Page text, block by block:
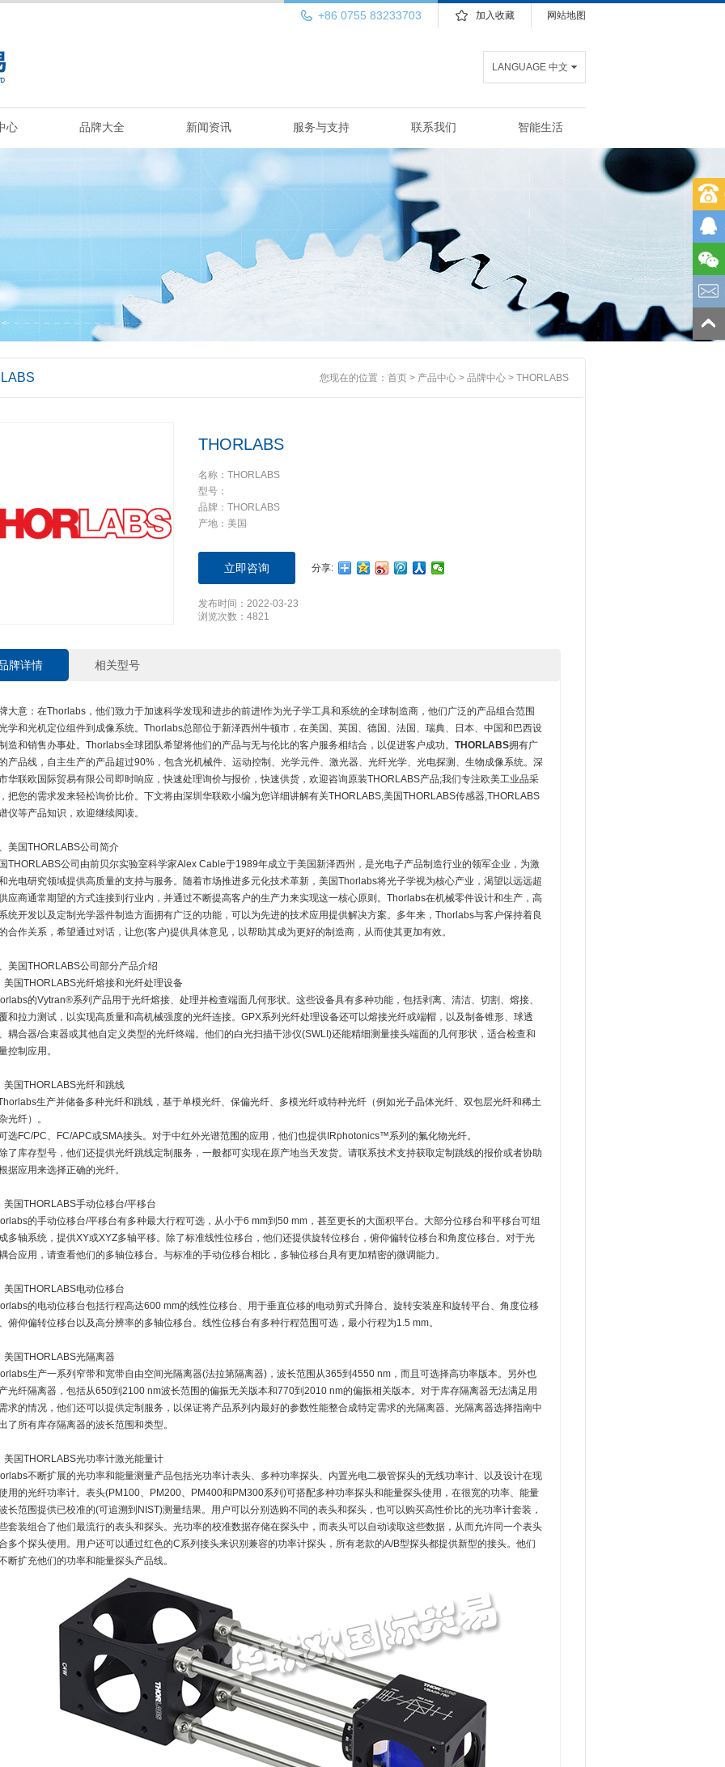
网站地图
加入收藏
+86 0755 83233703
LANGUAGE 中文
心 品牌大全 新闻资讯 服务与支持 联系我们 智能生活
您现在的位置： 首页 > 产品中心 > 品牌中心 > THORLABS
THORLABS
名称：THORLABS
型号：
品牌：THORLABS
产地：美国
立即咨询 分享:
发布时间：2022-03-23
浏览次数：4821
牌详情 相关型号
大意：在Thorlabs，他们致力于加速科学发现和进步的前进!作为光子学工具和系统的全球制造商，他们广泛的产品组合范围
学和光机定位组件到成像系统。Thorlabs总部位于新泽西州牛顿市，在美国、英国、德国、法国、瑞典、日本、中国和巴西设
造和销售办事处。Thorlabs全球团队希望将他们的产品与无与伦比的客户服务相结合，以促进客户成功。 THORLABS拥有广
产品线，自主生产的产品超过90%，包含光机械件、运动控制、光学元件、激光器、光纤光学、光电探测、生物成像系统。深
华联欧国际贸易有限公司即时响应，快速处理询价与报价，快速供货，欢迎咨询原装THORLABS产品;我们专注欧美工业品采
把您的需求发来轻松询价比价。下文将由深圳华联欧小编为您详细讲解有关THORLABS,美国THORLABS传感器,THORLABS
仪等产品知识，欢迎继续阅读。
美国THORLABS公司简介
THORLABS公司由前贝尔实验室科学家Alex Cable于1989年成立于美国新泽西州，是光电子产品制造行业的领军企业，为激
光电研究领域提供高质量的支持与服务。随着市场推进多元化技术革新，美国Thorlabs将光子学视为核心产业，渴望以远远超
应商通常期望的方式连接到行业内，并通过不断提高客户的生产力来实现这一核心原则。Thorlabs在机械零件设计和生产，高
统开发以及定制光学器件制造方面拥有广泛的功能，可以为先进的技术应用提供解决方案。多年来，Thorlabs与客户保持着良
合作关系，希望通过对话，让您(客户)提供具体意见，以帮助其成为更好的制造商，从而使其更加有效。
美国THORLABS公司部分产品介绍
美国THORLABS光纤熔接和光纤处理设备
的Vytran®系列产品用于光纤熔接、处理并检查端面几何形状。这些设备具有多种功能，包括剥离、清洁、切割、熔接、
和拉力测试，以实现高质量和高机械强度的光纤连接。GPX系列光纤处理设备还可以熔接光纤或端帽，以及制备锥形、球透
耦合器/合束器或其他自定义类型的光纤终端。他们的白光扫描干涉仪(SWLI)还能精细测量接头端面的几何形状，适合检查和
控制应用。
美国THORLABS光纤和跳线
生产并储备多种光纤和跳线，基于单模光纤、保偏光纤、多模光纤或特种光纤（例如光子晶体光纤、双包层光纤和稀土
光纤）。
选FC/PC、FC/APC或SMA接头。对于中红外光谱范围的应用，他们也提供IRphotonics™系列的氟化物光纤。
了库存型号，他们还提供光纤跳线定制服务，一般都可实现在原产地当天发货。请联系技术支持获取定制跳线的报价或者协助
据应用来选择正确的光纤。
美国THORLABS手动位移台/平移台
的手动位移台/平移台有多种最大行程可选，从小于6 mm到50 mm，甚至更长的大面积平台。大部分位移台和平移台可组
多轴系统，提供XY或XYZ多轴平移。除了标准线性位移台，他们还提供旋转位移台，俯仰偏转位移台和角度位移台。对于光
合应用，请查看他们的多轴位移台。与标准的手动位移台相比，多轴位移台具有更加精密的微调能力。
美国THORLABS电动位移台
的电动位移台包括行程高达600 mm的线性位移台、用于垂直位移的电动剪式升降台、旋转安装座和旋转平台、角度位移
俯仰偏转位移台以及高分辨率的多轴位移台。线性位移台有多种行程范围可选，最小行程为1.5 mm。
美国THORLABS光隔离器
生产一系列窄带和宽带自由空间光隔离器(法拉第隔离器)，波长范围从365到4550 nm，而且可选择高功率版本。另外也
光纤隔离器，包括从650到2100 nm波长范围的偏振无关版本和770到2010 nm的偏振相关版本。对于库存隔离器无法满足用
求的情况，他们还可以提供定制服务，以保证将产品系列内最好的参数性能整合成特定需求的光隔离器。光隔离器选择指南中
了所有库存隔离器的波长范围和类型。
美国THORLABS光功率计激光能量计
不断扩展的光功率和能量测量产品包括光功率计表头、多种功率探头、内置光电二极管探头的无线功率计、以及设计在现
用的光纤功率计。表头(PM100、PM200、PM400和PM300系列)可搭配多种功率探头和能量探头使用，在很宽的功率、能量
长范围提供已校准的(可追溯到NIST)测量结果。用户可以分别选购不同的表头和探头，也可以购买高性价比的光功率计套装，
套装组合了他们最流行的表头和探头。光功率的校准数据存储在探头中，而表头可以自动读取这些数据，从而允许同一个表头
多个探头使用。用户还可以通过红色的C系列接头来识别兼容的功率计探头，所有老款的A/B型探头都提供新型的接头。他们
断扩充他们的功率和能量探头产品线。